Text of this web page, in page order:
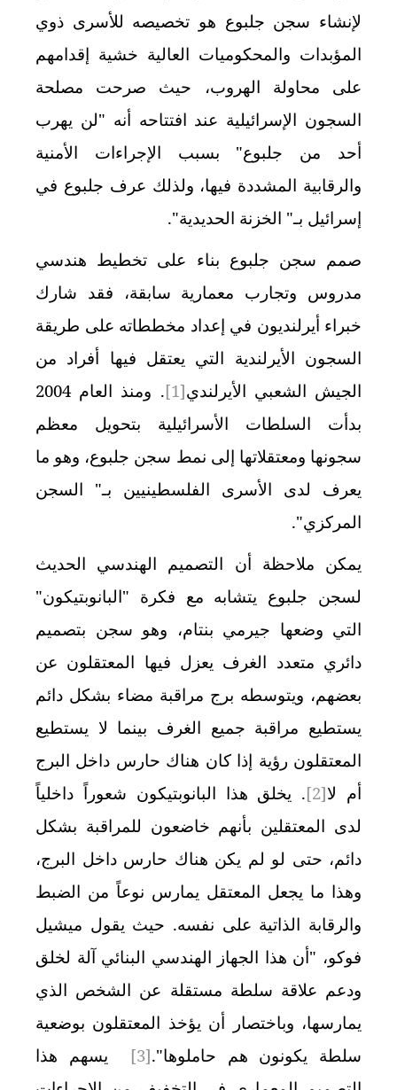
لإنشاء سجن جلبوع هو تخصيصه للأسرى ذوي
المؤبدات والمحكوميات العالية خشية إقدامهم
على محاولة الهروب، حيث صرحت مصلحة
السجون الإسرائيلية عند افتتاحه أنه "لن يهرب
أحد من جلبوع" بسبب الإجراءات الأمنية
والرقابية المشددة فيها، ولذلك عرف جلبوع في
إسرائيل بـ" الخزنة الحديدية".
صمم سجن جلبوع بناء على تخطيط هندسي
مدروس وتجارب معمارية سابقة، فقد شارك
خبراء أيرلنديون في إعداد مخططاته على طريقة
السجون الأيرلندية التي يعتقل فيها أفراد من
الجيش الشعبي الأيرلندي[1]. ومنذ العام2004
بدأت السلطات الأسرائيلية بتحويل معظم
سجونها ومعتقلاتها إلى نمط سجن جلبوع، وهو ما
يعرف لدى الأسرى الفلسطينيين بـ" السجن
المركزي".
يمكن ملاحظة أن التصميم الهندسي الحديث
لسجن جلبوع يتشابه مع فكرة "البانوبتيكون"
التي وضعها جيرمي بنتام، وهو سجن بتصميم
دائري متعدد الغرف يعزل فيها المعتقلون عن
بعضهم، ويتوسطه برج مراقبة مضاء بشكل دائم
يستطيع مراقبة جميع الغرف بينما لا يستطيع
المعتقلون رؤية إذا كان هناك حارس داخل البرج
أم لا[2]. يخلق هذا البانوبتيكون شعوراً داخلياً
لدى المعتقلين بأنهم خاضعون للمراقبة بشكل
دائم، حتى لو لم يكن هناك حارس داخل البرج،
وهذا ما يجعل المعتقل يمارس نوعاً من الضبط
والرقابة الذاتية على نفسه. حيث يقول ميشيل
فوكو، "أن هذا الجهاز الهندسي البنائي آلة لخلق
ودعم علاقة سلطة مستقلة عن الشخص الذي
يمارسها، وباختصار أن يؤخذ المعتقلون بوضعية
سلطة يكونون هم حاملوها".[3] يسهم هذا